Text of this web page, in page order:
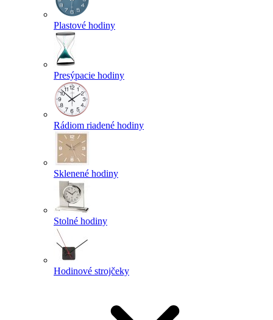
Plastové hodiny
Presýpacie hodiny
Rádiom riadené hodiny
Sklenené hodiny
Stolné hodiny
Hodinové strojčeky